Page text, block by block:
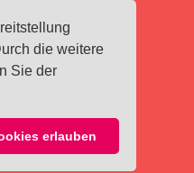
die weitere
Sie der
erlauben